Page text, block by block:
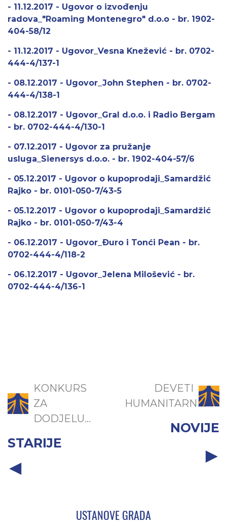
- 11.12.2017 - Ugovor o izvođenju
radova_"Roaming Montenegro" d.o.o - br. 1902-
404-58/12
- 11.12.2017 - Ugovor_Vesna Knežević - br. 0702-
444-4/137-1
- 08.12.2017 - Ugovor_John Stephen - br. 0702-
444-4/138-1
- 08.12.2017 - Ugovor_Gral d.o.o. i Radio Bergam
- br. 0702-444-4/130-1
- 07.12.2017 - Ugovor za pružanje
usluga_Sienersys d.o.o. - br. 1902-404-57/6
- 05.12.2017 - Ugovor o kupoprodaji_Samardžić
Rajko - br. 0101-050-7/43-5
- 05.12.2017 - Ugovor o kupoprodaji_Samardžić
Rajko - br. 0101-050-7/43-4
- 06.12.2017 - Ugovor_Đuro i Tonći Pean - br.
0702-444-4/118-2
- 06.12.2017 - Ugovor_Jelena Milošević - br.
0702-444-4/136-1
KONKURS
ZA
DODJELU...
STARIJE
DEVETI
HUMANITARNI...
NOVIJE
USTANOVE GRADA